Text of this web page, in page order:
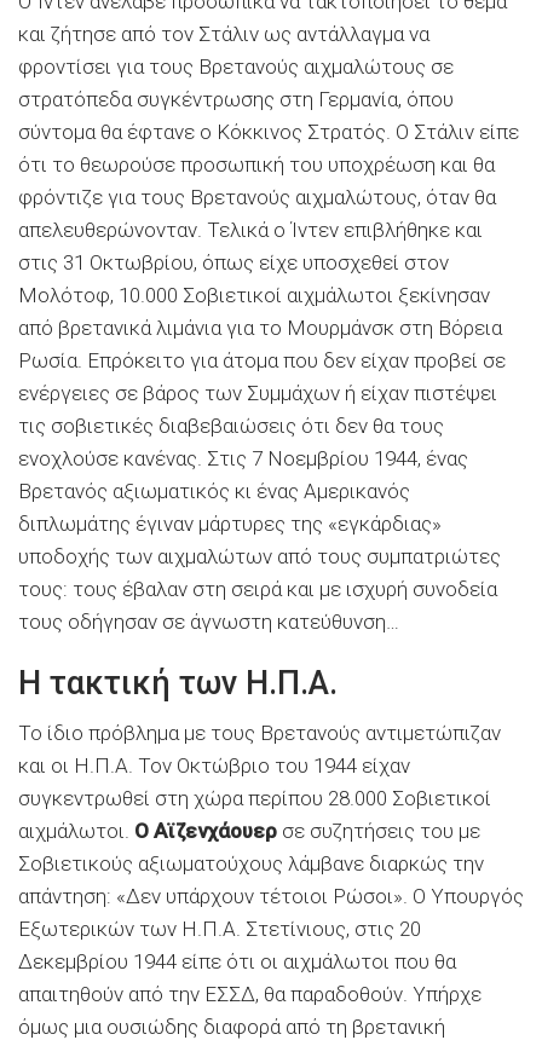
και ζήτησε από τον Στάλιν ως αντάλλαγμα να
φροντίσει για τους Βρετανούς αιχμαλώτους σε
στρατόπεδα συγκέντρωσης στη Γερμανία, όπου
σύντομα θα έφτανε ο Κόκκινος Στρατός. Ο Στάλιν είπε
ότι το θεωρούσε προσωπική του υποχρέωση και θα
φρόντιζε για τους Βρετανούς αιχμαλώτους, όταν θα
απελευθερώνονταν. Τελικά ο Ίντεν επιβλήθηκε και
στις 31 Οκτωβρίου, όπως είχε υποσχεθεί στον
Μολότοφ, 10.000 Σοβιετικοί αιχμάλωτοι ξεκίνησαν
από βρετανικά λιμάνια για το Μουρμάνσκ στη Βόρεια
Ρωσία. Επρόκειτο για άτομα που δεν είχαν προβεί σε
ενέργειες σε βάρος των Συμμάχων ή είχαν πιστέψει
τις σοβιετικές διαβεβαιώσεις ότι δεν θα τους
ενοχλούσε κανένας. Στις 7 Νοεμβρίου 1944, ένας
Βρετανός αξιωματικός κι ένας Αμερικανός
διπλωμάτης έγιναν μάρτυρες της «εγκάρδιας»
υποδοχής των αιχμαλώτων από τους συμπατριώτες
τους: τους έβαλαν στη σειρά και με ισχυρή συνοδεία
τους οδήγησαν σε άγνωστη κατεύθυνση…
Η τακτική των Η.Π.Α.
Το ίδιο πρόβλημα με τους Βρετανούς αντιμετώπιζαν
και οι Η.Π.Α. Τον Οκτώβριο του 1944 είχαν
συγκεντρωθεί στη χώρα περίπου 28.000 Σοβιετικοί
αιχμάλωτοι. Ο Αϊζενχάουερ σε συζητήσεις του με
Σοβιετικούς αξιωματούχους λάμβανε διαρκώς την
απάντηση: «Δεν υπάρχουν τέτοιοι Ρώσοι». Ο Υπουργός
Εξωτερικών των Η.Π.Α. Στετίνιους, στις 20
Δεκεμβρίου 1944 είπε ότι οι αιχμάλωτοι που θα
απαιτηθούν από την ΕΣΣΔ, θα παραδοθούν. Υπήρχε
όμως μια ουσιώδης διαφορά από τη βρετανική